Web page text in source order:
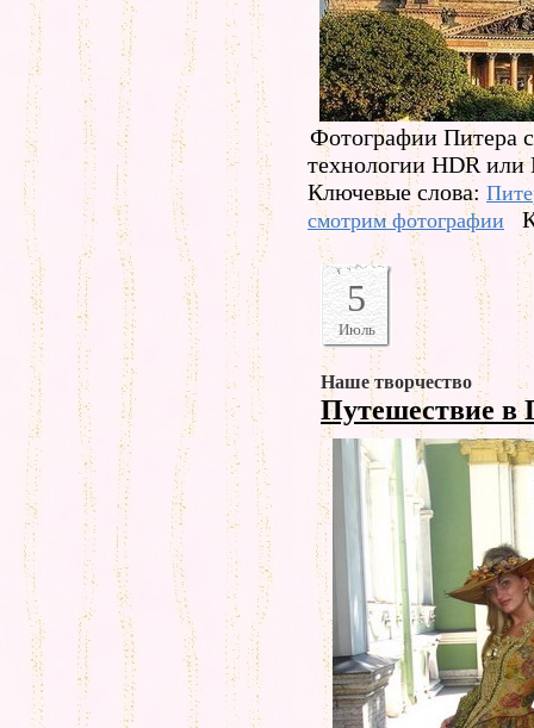
Фотографии Питера
технологии HDR или
Ключевые слова:
смотрим фотографии
5
Июль
Наше творчество
Путешествие в